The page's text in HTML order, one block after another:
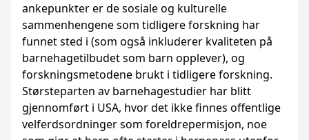
ankepunkter er de sosiale og kulturelle
sammenhengene som tidligere forskning har
funnet sted i (som også inkluderer kvaliteten på
barnehagetilbudet som barn opplever), og
forskningsmetodene brukt i tidligere forskning.
Størsteparten av barnehagestudier har blitt
gjennomført i USA, hvor det ikke finnes offentlige
velferdsordninger som foreldrepermisjon, noe